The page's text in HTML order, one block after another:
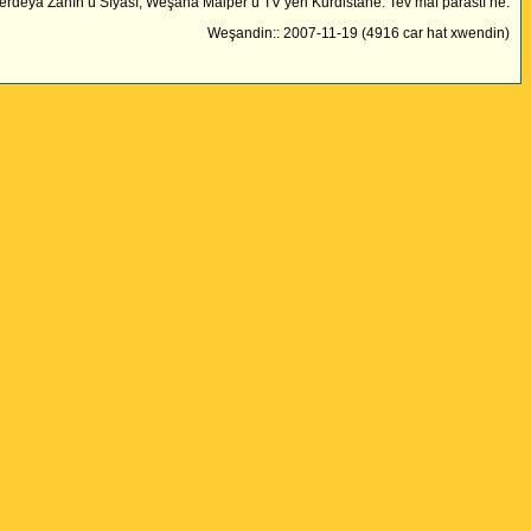
Weşandin:: 2007-11-19 (4916 car hat xwendin)